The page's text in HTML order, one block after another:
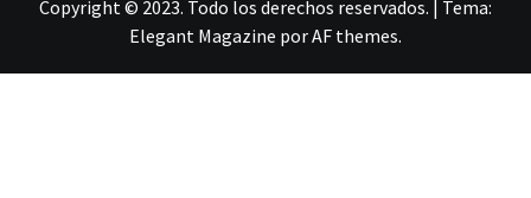
Copyright © 2023. Todo los derechos reservados. | Tema:
Elegant Magazine porAF themes.